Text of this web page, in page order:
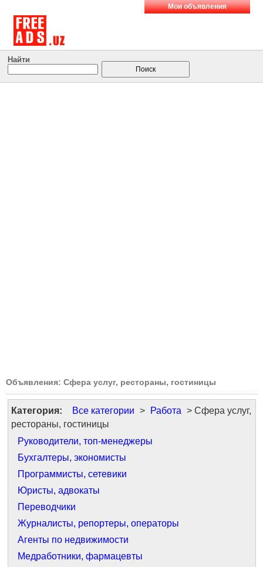
Мои объявления
Найти
Объявления: Сфера услуг, рестораны, гостиницы
Категория: Все категории > Работа > Сфера услуг,
рестораны, гостиницы
Руководители, топ-менеджеры
Бухгалтеры, экономисты
Программисты, сетевики
Юристы, адвокаты
Переводчики
Журналисты, репортеры, операторы
Агенты по недвижимости
Медработники, фармацевты